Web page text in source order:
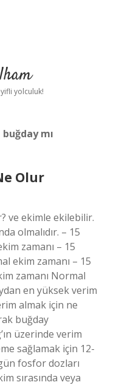
yolculuk!
mı
Olur
ve ekimle ekilebilir.
olmalıdır. – 15
zamanı – 15
ekim zamanı – 15
zamanı Normal
en yüksek verim
almak için ne
buğday
üzerinde verim
sağlamak için 12-
fosfor dozları
sırasında veya